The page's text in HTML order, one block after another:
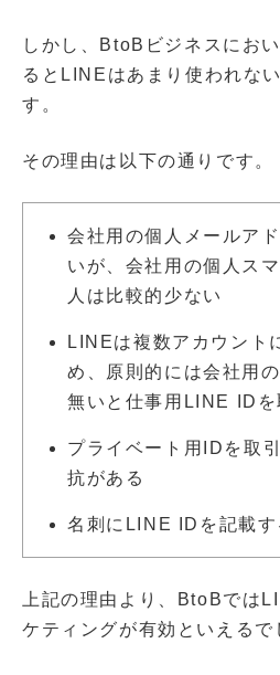
しかし、BtoBビジネスにお
るとLINEはあまり使われな
す。
その理由は以下の通りです。
会社用の個人メールア
いが、会社用の個人ス
人は比較的少ない
LINEは複数アカウント
め、原則的には会社用
無いと仕事用LINE IDを
プライベート用IDを取
抗がある
名刺にLINE IDを記載す
上記の理由より、BtoBでは
ケティングが有効といえるで